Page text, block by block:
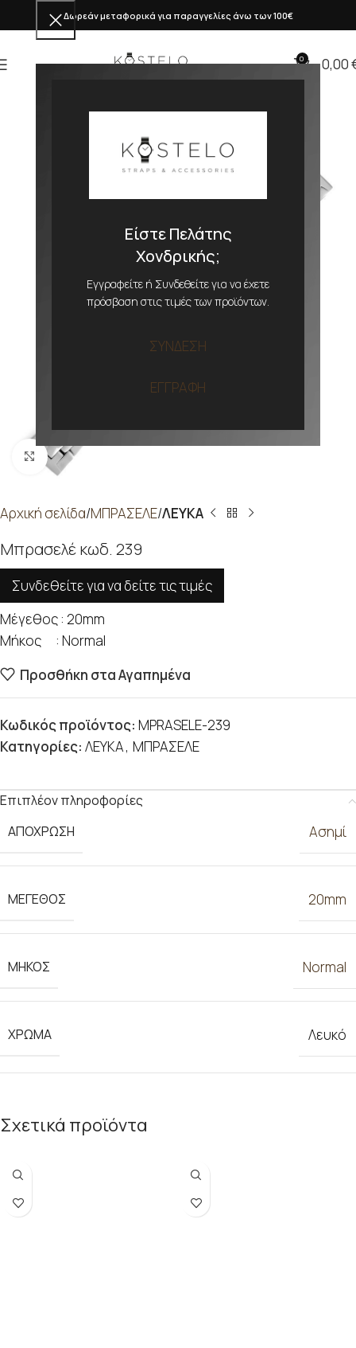
Είστε Πελάτης
Χονδρικής;
Εγγραφείτε ή Συνδεθείτε για να έχετε
πρόσβαση στις τιμές των προϊόντων.
ΣΥΝΔΕΣΗ
ΕΓΓΡΑΦΗ
Δωρεάν μεταφορικά για παραγγελίες άνω των 100€
0 0,00
Προβολή
Αρχική σελίδα ΜΠΡΑΣΕΛΕ ΛΕΥΚΑ
Μπρασελέ κωδ. 239
Συνδεθείτε για να δείτε τις τιμές
Μέγεθος : 20mm
Μήκος : Normal
Προσθήκη στα Αγαπημένα
Κωδικός προϊόντος: MPRASELE-239
Κατηγορίες: ΛΕΥΚΑ, ΜΠΡΑΣΕΛΕ
Επιπλέον πληροφορίες
ΑΠΟΧΡΩΣΗ
Ασημί
ΜΕΓΕΘΟΣ 20mm
ΜΗΚΟΣ Normal
ΧΡΩΜΑ Λευκό
Σχετικά προϊόντα